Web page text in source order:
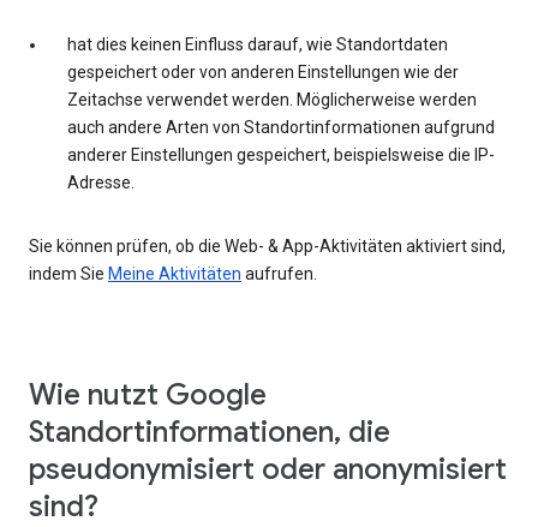
hat dies keinen Einfluss darauf, wie Standortdaten
gespeichert oder von anderen Einstellungen wie der
Zeitachse verwendet werden. Möglicherweise werden
auch andere Arten von Standortinformationen aufgrund
anderer Einstellungen gespeichert, beispielsweise die IP-
Adresse.
Sie können prüfen, ob die Web- & App-Aktivitäten aktiviert sind,
indem Sie Meine Aktivitäten aufrufen.
Wie nutzt Google
Standortinformationen, die
pseudonymisiert oder anonymisiert
sind?